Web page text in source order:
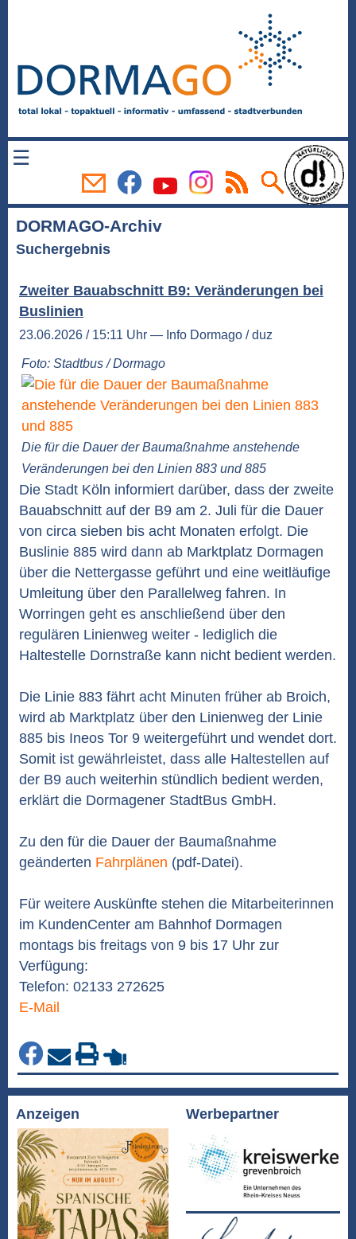
☰
DORMAGO-Archiv
Suchergebnis
Zweiter Bauabschnitt B9: Veränderungen bei
Buslinien
23.06.2026 / 15:11 Uhr — Info Dormago / duz
Foto: Stadtbus / Dormago
Die für die Dauer der Baumaßnahme anstehende
Veränderungen bei den Linien 883 und 885
Die Stadt Köln informiert darüber, dass der zweite
Bauabschnitt auf der B9 am 2. Juli für die Dauer
von circa sieben bis acht Monaten erfolgt. Die
Buslinie 885 wird dann ab Marktplatz Dormagen
über die Nettergasse geführt und eine weitläufige
Umleitung über den Parallelweg fahren. In
Worringen geht es anschließend über den
regulären Linienweg weiter - lediglich die
Haltestelle Dornstraße kann nicht bedient werden.
Die Linie 883 fährt acht Minuten früher ab Broich,
wird ab Marktplatz über den Linienweg der Linie
885 bis Ineos Tor 9 weitergeführt und wendet dort.
Somit ist gewährleistet, dass alle Haltestellen auf
der B9 auch weiterhin stündlich bedient werden,
erklärt die Dormagener StadtBus GmbH.
Zu den für die Dauer der Baumaßnahme
geänderten Fahrplänen (pdf-Datei).
Für weitere Auskünfte stehen die Mitarbeiterinnen
im KundenCenter am Bahnhof Dormagen
montags bis freitags von 9 bis 17 Uhr zur
Verfügung:
Telefon: 02133 272625
E-Mail
Anzeigen Werbepartner